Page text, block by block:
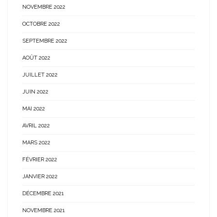
NOVEMBRE 2022
OCTOBRE 2022
SEPTEMBRE 2022
AOÛT 2022
JUILLET 2022
JUIN 2022
MAI 2022
AVRIL 2022
MARS 2022
FÉVRIER 2022
JANVIER 2022
DÉCEMBRE 2021
NOVEMBRE 2021